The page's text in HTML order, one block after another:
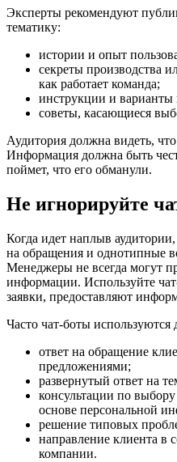
Эксперты рекомендуют
тематику:
истории и опыт
секреты производства
как работает команда;
инструкции и варианты
советы, касающиеся
Аудитория должна видеть,
Информация должна быть
поймет, что его обманули.
Не игнорируйте
Когда идет наплыв
на обращения и однотипные
Менеджеры не всегда могут
информации. Используйте
заявки, предоставляют
Часто чат-боты используются
ответ на обращение
предложениями;
развернутый ответ на
консультации по
основе персональной
решение типовых
направление клиента в
компании.